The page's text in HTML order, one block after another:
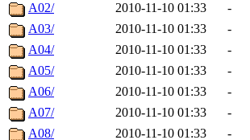
A02/
2010-11-10 01:33
-
A03/
2010-11-10 01:33
-
A04/
2010-11-10 01:33
-
A05/
2010-11-10 01:33
-
A06/
2010-11-10 01:33
-
A07/
2010-11-10 01:33
-
A08/
2010-11-10 01:33
-